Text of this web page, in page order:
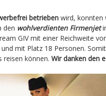
betrieben wird, konnten
den wohlverdienten Firmenjet
GIV mit einer Reichweite
mit Platz 18 Personen.
reisen können. Wir danken den